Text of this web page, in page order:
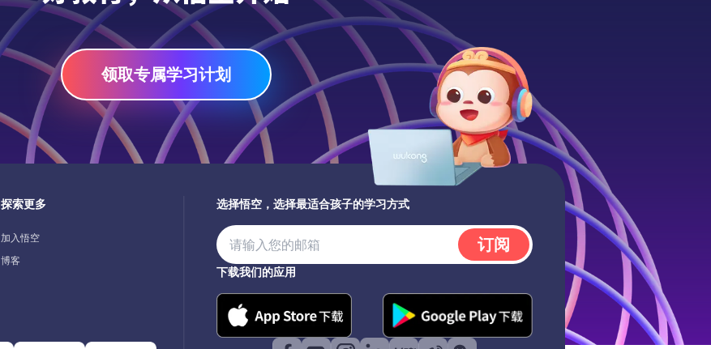
领取专属学习计划
探索更多
加入悟空
博客
选择悟空，选择最适合孩子的学习方式
订阅
下载我们的应用